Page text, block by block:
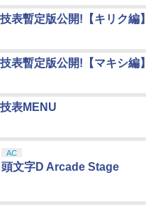
表暫定版公開!【キリク編】
表暫定版公開!【マキシ編】
表MENU
AC
頭文字D Arcade Stage